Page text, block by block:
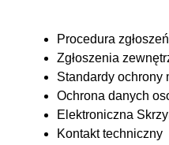
Procedura
Zgłoszenia
Standardy ochrony
Ochrona danych
Elektroniczna
Kontakt techniczny